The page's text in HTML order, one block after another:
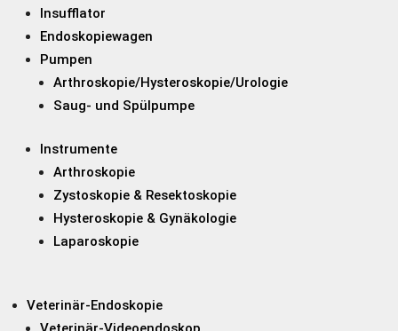
Insufflator
Endoskopiewagen
Pumpen
Arthroskopie/Hysteroskopie/Urologie
Saug- und Spülpumpe
Instrumente
Arthroskopie
Zystoskopie & Resektoskopie
Hysteroskopie & Gynäkologie
Laparoskopie
Veterinär-Endoskopie